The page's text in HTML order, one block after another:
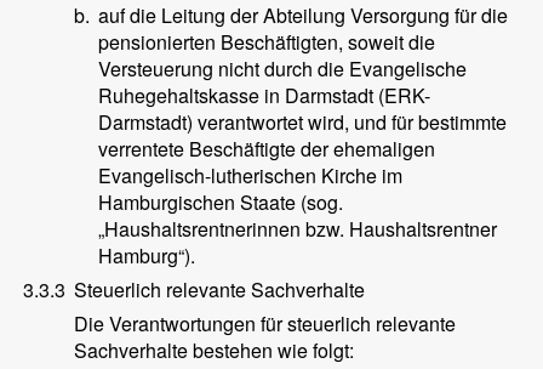
b. auf die Leitung der Abteilung Versorgung für die
pensionierten Beschäftigten, soweit die
Versteuerung nicht durch die Evangelische
Ruhegehaltskasse in Darmstadt (ERK-
Darmstadt) verantwortet wird, und für bestimmte
verrentete Beschäftigte der ehemaligen
Evangelisch-lutherischen Kirche im
Hamburgischen Staate (sog.
„Haushaltsrentnerinnen bzw. Haushaltsrentner
Hamburg“).
3.3.3 Steuerlich relevante Sachverhalte
Die Verantwortungen für steuerlich relevante
Sachverhalte bestehen wie folgt: